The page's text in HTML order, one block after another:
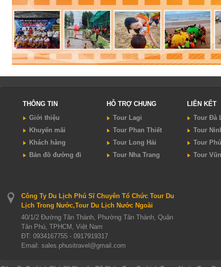
THÔNG TIN
Giới thiệu
Khuyến mãi
Khách hàng
Bản đồ đường đi
HỖ TRỢ CHUNG
Tour Lagi
Tour Phan Thiết
Tour Long Hải
Tour Nha Trang
LIÊN KẾT
Tour Đà
Tour
Tour
Tour
Công Ty Du Lịch Phú Sĩ Chuyên Tổ Chức Tour Du
Lịch Trong Nước,Tour Du Lịch Nước Ngoài
40/1/2 Đường Tân Thành, Phường Tân Thành, Quận
Tân Phú, TPHCM, Việt Nam
ĐT: 0934167755 - 0917919317
Email: sales.phusitravel@gmail.com